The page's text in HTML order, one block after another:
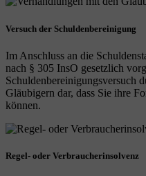
Versuch der Schuldenbereinigung
Im Anschluss an die
nach § 305 InsO gesetzlich
Schuldenbereinigungsversuch
Gläubigern dar, dass Sie ihre
können.
Regel- oder Verbraucherinsolvenz